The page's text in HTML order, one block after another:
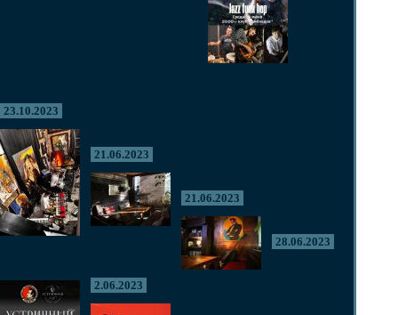
23.10.2023
21.06.2023
21.06.2023
28.06.2023
2.06.2023